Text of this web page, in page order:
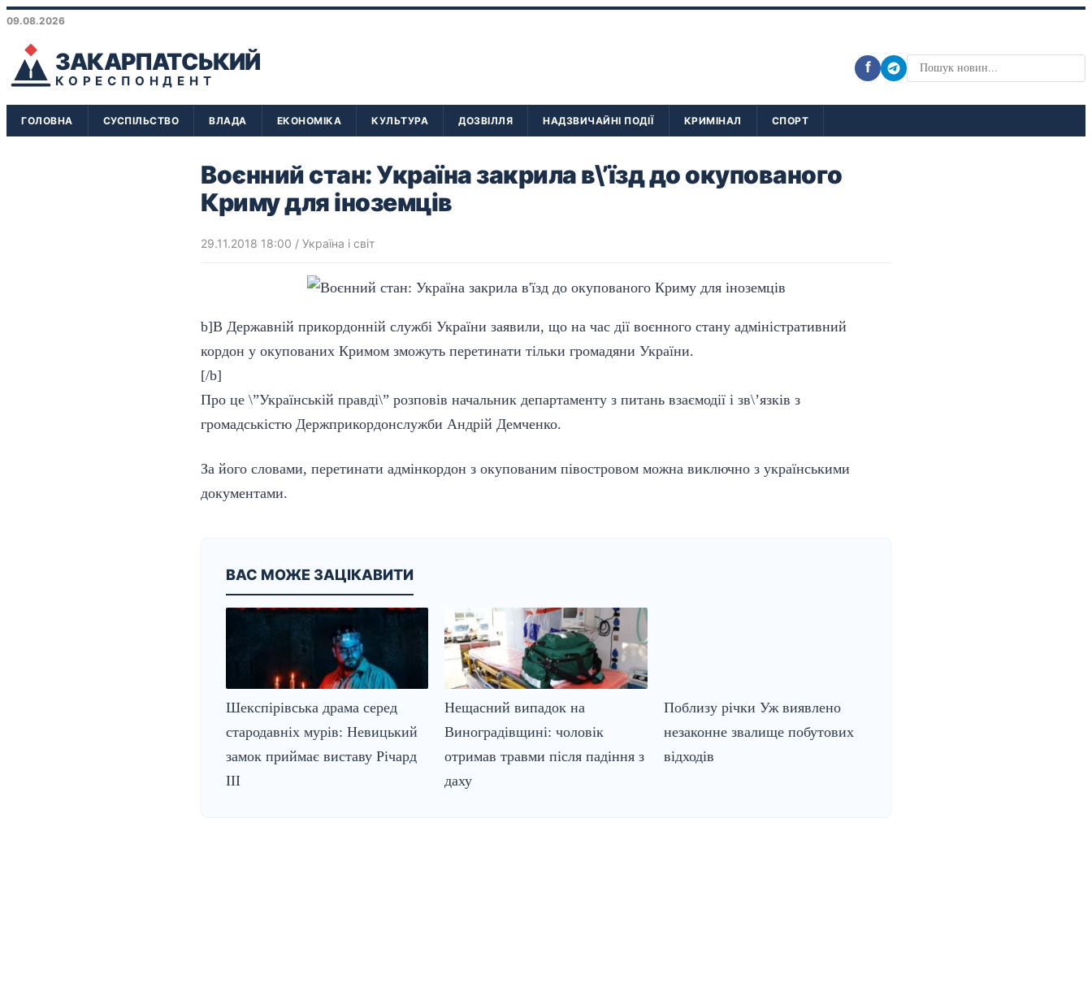
09.08.2026
ЗАКАРПАТСЬКИЙ
КОРЕСПОНДЕНТ
f
ГОЛОВНА СУСПІЛЬСТВО ВЛАДА ЕКОНОМІКА КУЛЬТУРА ДОЗВІЛЛЯ НАДЗВИЧАЙНІ ПОДІЇ КРИМІНАЛ СПОРТ
Воєнний стан: Україна закрила в\’їзд до окупованого
Криму для іноземців
29.11.2018 18:00 / Україна і світ
b]В Державній прикордонній службі України заявили, що на час дії воєнного стану адміністративний
кордон у окупованих Кримом зможуть перетинати тільки громадяни України.
[/b]
Про це \”Українській правді\” розповів начальник департаменту з питань взаємодії і зв\’язків з
громадськістю Держприкордонслужби Андрій Демченко.
За його словами, перетинати адмінкордон з окупованим півостровом можна виключно з українськими
документами.
ВАС МОЖЕ ЗАЦІКАВИТИ
Шекспірівська драма серед
стародавніх мурів: Невицький
замок приймає виставу Річард
ІІІ
Нещасний випадок на
Виноградівщині: чоловік
отримав травми після падіння з
даху
Поблизу річки Уж виявлено
незаконне звалище побутових
відходів